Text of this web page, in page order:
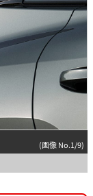
(画像 No.1/9)